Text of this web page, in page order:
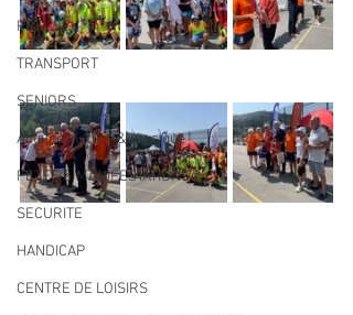
PRESSE
TRANSPORT
SENIORS
Activité culture & musique
FETES & MANIFESTATIONS
SECURITE
HANDICAP
CENTRE DE LOISIRS